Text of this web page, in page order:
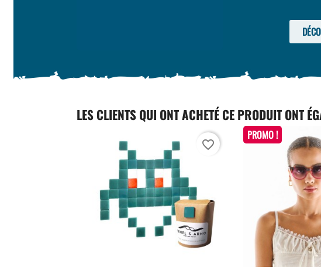
LES CLIENTS QUI ONT ACHETÉ CE PRODUIT ONT
favorite_border
PROMO !